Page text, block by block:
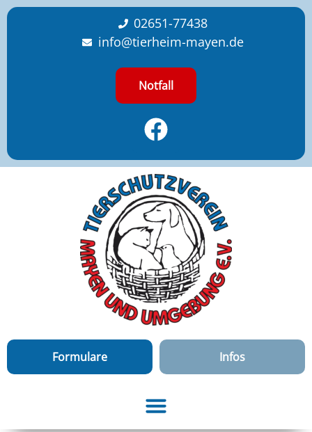
content
02651-77438
info@tierheim-mayen.de
Notfall
Formulare Infos